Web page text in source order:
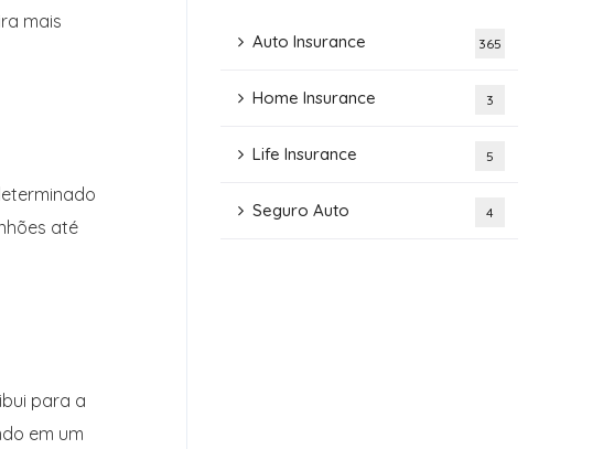
mais
até
para a
em um
Auto Insurance 365
Home Insurance 3
Life Insurance 5
Seguro Auto 4